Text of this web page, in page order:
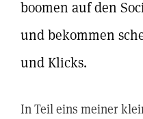
boomen auf den
und bekommen
und Klicks.
In Teil eins meiner